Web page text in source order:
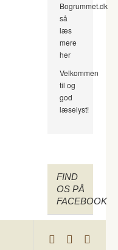
Bogrummet.dk
så
læs
mere
her
Velkommen
til og
god
læselyst!
FIND
OS PÅ
FACEBOOK